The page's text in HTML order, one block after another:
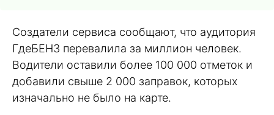
Создатели сервиса сообщают, что аудитория
ГдеБЕНЗ перевалила за миллион человек.
Водители оставили более 100 000 отметок и
добавили свыше 2 000 заправок, которых
изначально не было на карте.